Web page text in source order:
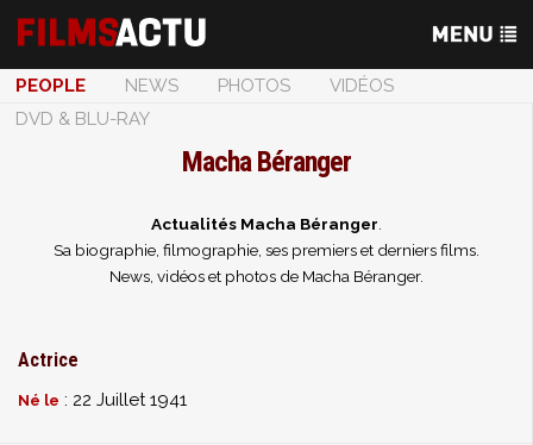
PEOPLE NEWS PHOTOS
VIDÉOS
DVD & BLU-RAY
Macha Béranger
Actualités Macha Béranger
Sa biographie, filmographie, ses premiers et derniers films.
News, vidéos et photos de Macha Béranger.
Actrice
Né le : 22 Juillet 1941